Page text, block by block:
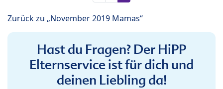
Zurück zu „November 2019 Mamas“
Hast du Fragen? Der HiPP
Elternservice ist für dich und
deinen Liebling da!